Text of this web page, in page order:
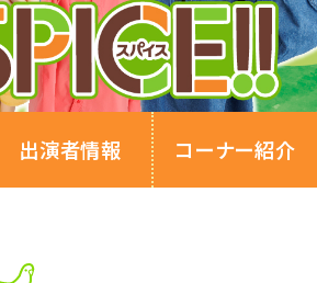
出演者情報 コーナー紹介